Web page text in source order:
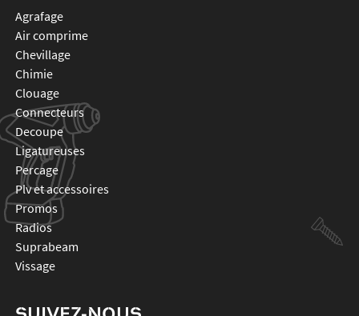
agrafage
air comprime
chevillage
chimie
clouage
connecteurs
decoupe
ligatureuses
percage
plv et accessoires
promos
radios
suprabeam
vissage